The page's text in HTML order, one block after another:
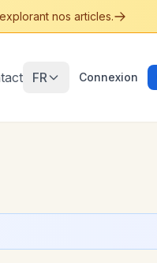
nos articles.
FR Connexion